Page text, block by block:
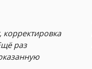
корректировка
раз